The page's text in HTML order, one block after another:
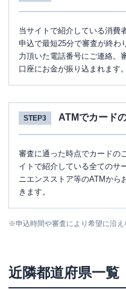
当サイトで紹介している消費
申込で最短25分で審査が終わ
力頂いた電話番号にご連絡。
口座にお金が振り込まれます。
STEP3 ATMでカード
審査に通った時点でカードの
イトで紹介している全てのサ
ニエンスストア等のATMから
きます。
※申込時間や審査により希望に沿え
近隣都道府県一覧